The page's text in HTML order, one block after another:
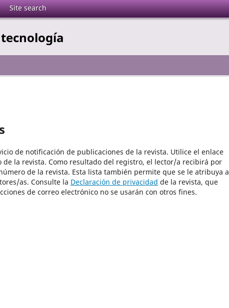
Site search
de notificación de publicaciones de la revista. Utilice el enlace
la revista. Como resultado del registro, el lector/a recibirá por
de la revista. Esta lista también permite que se le atribuya a
as. Consulte la Declaración de privacidad de la revista, que
de correo electrónico no se usarán con otros fines.